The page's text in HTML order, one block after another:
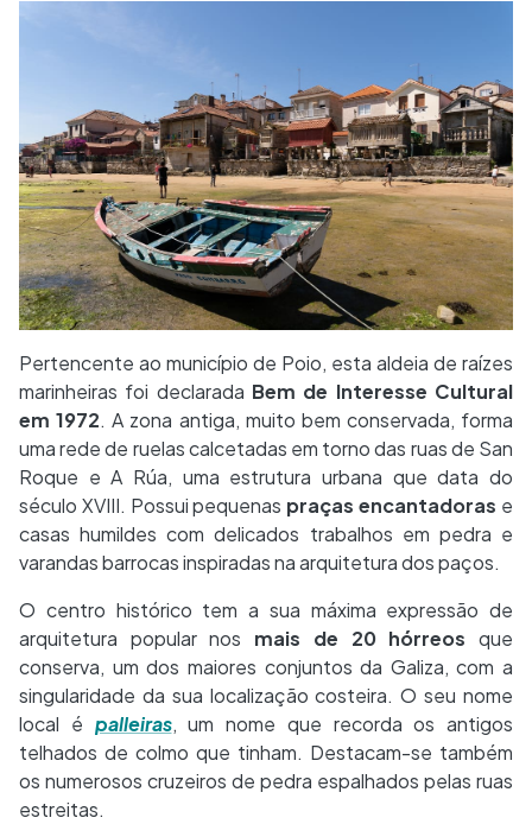
Pertencente ao município de Poio, esta aldeia de raízes
marinheiras foi declarada Bem de Interesse Cultural
em 1972. A zona antiga, muito bem conservada, forma
uma rede de ruelas calcetadas em torno das ruas de San
Roque e A Rúa, uma estrutura urbana que data do
século XVIII. Possui pequenas praças encantadoras e
casas humildes com delicados trabalhos em pedra e
varandas barrocas inspiradas na arquitetura dos paços.
O centro histórico tem a sua máxima expressão de
arquitetura popular nos mais de 20 hórreos que
conserva, um dos maiores conjuntos da Galiza, com a
singularidade da sua localização costeira. O seu nome
local é palleiras, um nome que recorda os antigos
telhados de colmo que tinham. Destacam-se também
os numerosos cruzeiros de pedra espalhados pelas ruas
estreitas.